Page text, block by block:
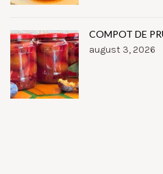
COMPOT DE
august 3, 2026